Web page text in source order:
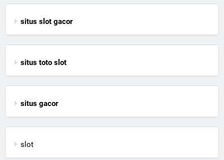
situs slot gacor
situs toto slot
situs gacor
slot